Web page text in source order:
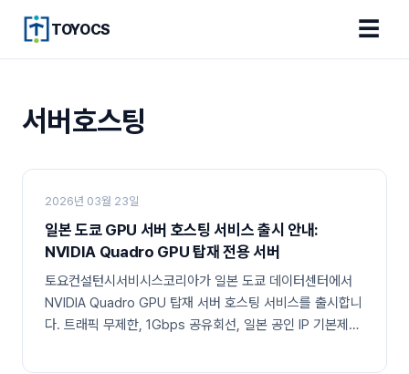
TOYOCS ☰
서버호스팅
2026년 03월 23일
일본 도쿄 GPU 서버 호스팅 서비스 출시 안내:
NVIDIA Quadro GPU 탑재 전용 서버
토요컨설턴시서비시스코리아가 일본 도쿄 데이터센터에서
NVIDIA Quadro GPU 탑재 서버 호스팅 서비스를 출시합니
다. 트래픽 무제한, 1Gbps 공유회선, 일본 공인 IP 기본제공